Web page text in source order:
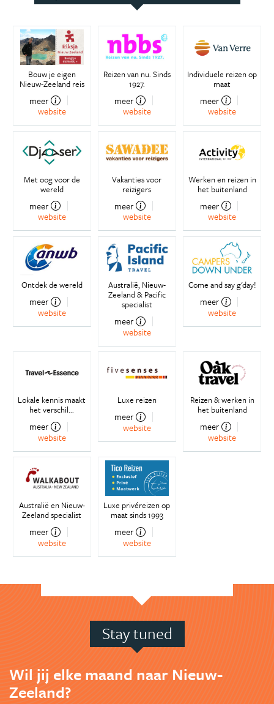
Bouw je eigen
Nieuw-Zeeland reis
meer
website
Reizen van nu. Sinds
1927.
meer
website
Individuele reizen op
maat
meer
website
Met oog voor de
wereld
meer
website
Vakanties voor
reizigers
meer
website
Werken en reizen in
het buitenland
meer
website
Ontdek de wereld
meer
website
Australië, Nieuw-
Zeeland & Pacific
specialist
meer
website
Come and say g'day!
meer
website
Lokale kennis maakt
het verschil...
meer
website
Luxe reizen
meer
website
Reizen & werken in
het buitenland
meer
website
Australië en Nieuw-
Zeeland specialist
meer
website
Luxe privéreizen op
maat sinds 1993
meer
website
Stay tuned
Wil jij elke maand naar Nieuw-
Zeeland?